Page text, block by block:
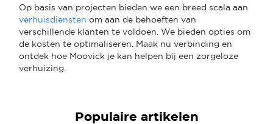
Op basis van projecten bieden we een breed scala aan
verhuisdiensten om aan de behoeften van
verschillende klanten te voldoen. We bieden opties om
de kosten te optimaliseren. Maak nu verbinding en
ontdek hoe Moovick je kan helpen bij een zorgeloze
verhuizing.
Populaire artikelen